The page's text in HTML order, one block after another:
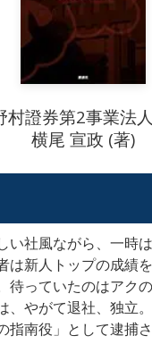
村證券第2事業法
横尾 宣政 (著)
い社風ながら、一時
は新人トップの成績
待っていたのはアク
、やがて退社、独立
指南役」として逮捕